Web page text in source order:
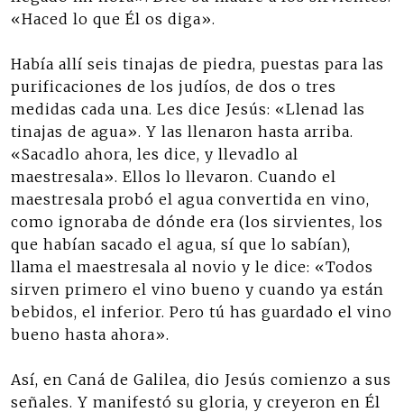
«Haced lo que Él os diga».
Había allí seis tinajas de piedra, puestas para las
purificaciones de los judíos, de dos o tres
medidas cada una. Les dice Jesús: «Llenad las
tinajas de agua». Y las llenaron hasta arriba.
«Sacadlo ahora, les dice, y llevadlo al
maestresala». Ellos lo llevaron. Cuando el
maestresala probó el agua convertida en vino,
como ignoraba de dónde era (los sirvientes, los
que habían sacado el agua, sí que lo sabían),
llama el maestresala al novio y le dice: «Todos
sirven primero el vino bueno y cuando ya están
bebidos, el inferior. Pero tú has guardado el vino
bueno hasta ahora».
Así, en Caná de Galilea, dio Jesús comienzo a sus
señales. Y manifestó su gloria, y creyeron en Él